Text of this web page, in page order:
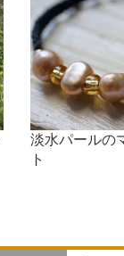
淡水パールの
ト